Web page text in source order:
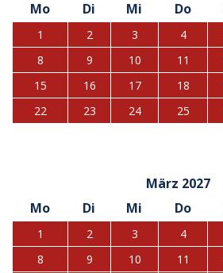
Mo
Di Mi Do
1 2 3 4
8
9 10 11
15
16 17 18
22
23 24 25
März 2027
Mo
Di Mi Do
1 2 3 4
8
9 10 11